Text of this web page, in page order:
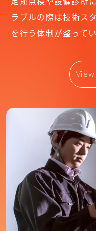
ラブルの際は技術ス
を行う体制が整ってい